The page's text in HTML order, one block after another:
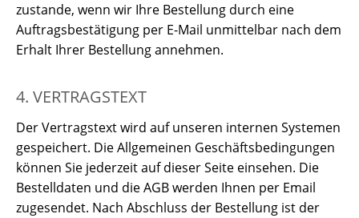
zustande, wenn wir Ihre Bestellung durch eine
Auftragsbestätigung per E-Mail unmittelbar nach dem
Erhalt Ihrer Bestellung annehmen.
4. VERTRAGSTEXT
Der Vertragstext wird auf unseren internen Systemen
gespeichert. Die Allgemeinen Geschäftsbedingungen
können Sie jederzeit auf dieser Seite einsehen. Die
Bestelldaten und die AGB werden Ihnen per Email
zugesendet. Nach Abschluss der Bestellung ist der